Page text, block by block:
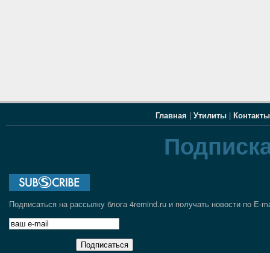
Главная | Утилиты | Контакты
Подписаться на рассылку блога 4remind.ru и получать новости по E-